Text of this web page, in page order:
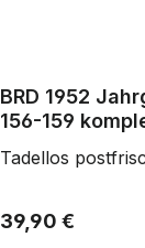
BRD 1952
156-159
Tadellos
39,90 €